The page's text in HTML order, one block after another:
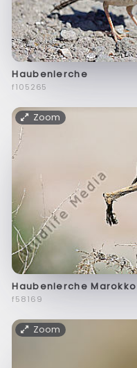
Haubenlerche
f105265
Zoom
Haubenlerche Marokko
f58169
Zoom